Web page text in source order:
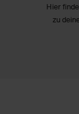
Hier
zu